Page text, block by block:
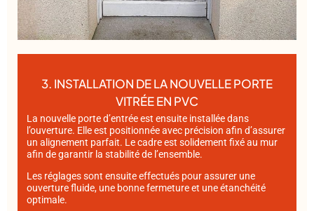
3. INSTALLATION DE LA NOUVELLE PORTE
VITRÉE EN PVC
La nouvelle porte d’entrée est ensuite installée dans
l’ouverture. Elle est positionnée avec précision afin d’assurer
un alignement parfait. Le cadre est solidement fixé au mur
afin de garantir la stabilité de l’ensemble.
Les réglages sont ensuite effectués pour assurer une
ouverture fluide, une bonne fermeture et une étanchéité
optimale.